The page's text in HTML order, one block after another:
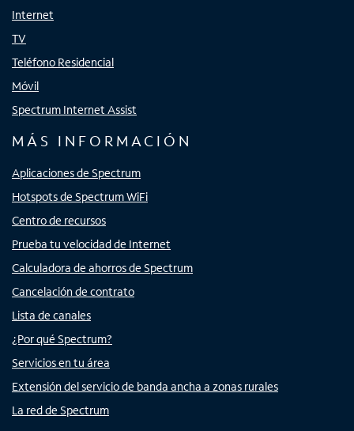
Internet
TV
Teléfono Residencial
Móvil
Spectrum Internet Assist
MÁS INFORMACIÓN
Aplicaciones de Spectrum
Hotspots de Spectrum WiFi
Centro de recursos
Prueba tu velocidad de Internet
Calculadora de ahorros de Spectrum
Cancelación de contrato
Lista de canales
¿Por qué Spectrum?
Servicios en tu área
Extensión del servicio de banda ancha a zonas rurales
La red de Spectrum